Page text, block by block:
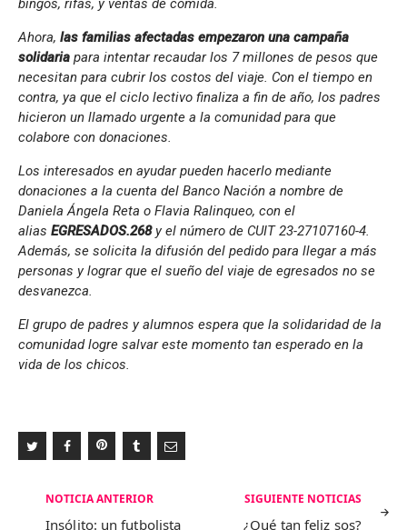
bingos, rifas, y ventas de comida.
Ahora, las familias afectadas empezaron una campaña
solidaria para intentar recaudar los 7 millones de pesos que
necesitan para cubrir los costos del viaje. Con el tiempo en
contra, ya que el ciclo lectivo finaliza a fin de año, los padres
hicieron un llamado urgente a la comunidad para que
colabore con donaciones.
Los interesados en ayudar pueden hacerlo mediante
donaciones a la cuenta del Banco Nación a nombre de
Daniela Ángela Reta o Flavia Ralinqueo, con el
alias EGRESADOS.268y el número de CUIT 23-27107160-4.
Además, se solicita la difusión del pedido para llegar a más
personas y lograr que el sueño del viaje de egresados no se
desvanezca.
El grupo de padres y alumnos espera que la solidaridad de la
comunidad logre salvar este momento tan esperado en la
vida de los chicos.
Navegación
NOTICIA ANTERIOR
Insólito: un futbolista
SIGUIENTE NOTICIAS
¿Qué tan feliz sos?